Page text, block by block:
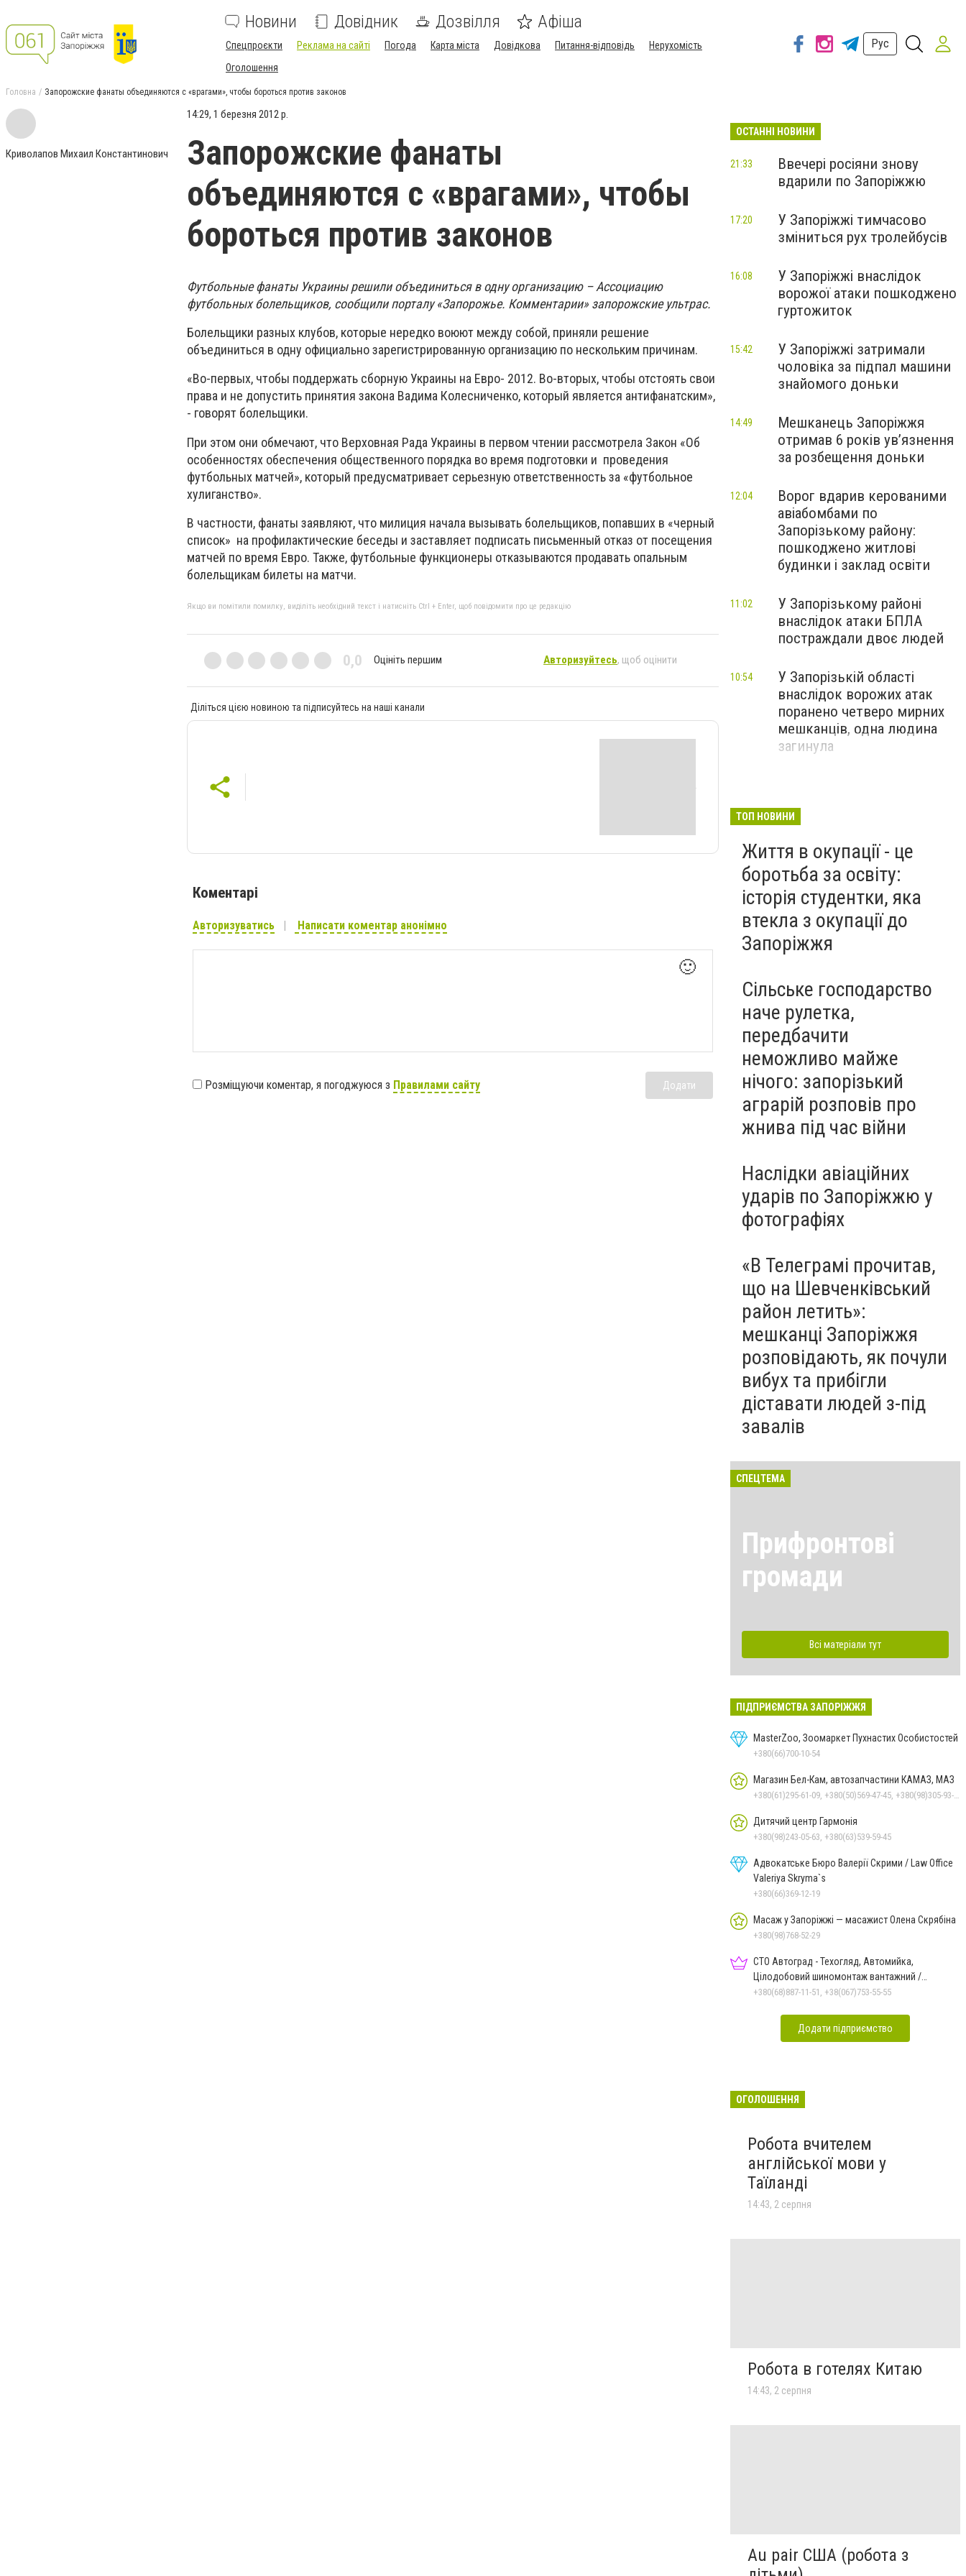
Новини Довідник Дозвілля Афіша
Спецпроєкти Реклама на сайті Погода Карта міста Довідкова Питання-відповідь
Нерухомість
Оголошення
Рус
Головна Запорожские фанаты объединяются с «врагами», чтобы бороться против законов
Криволапов Михаил Константинович
14:29, 1 березня 2012 р.
Запорожские фанаты
объединяются с «врагами», чтобы
бороться против законов
Футбольные фанаты Украины решили объединиться в одну организацию – Ассоциацию
футбольных болельщиков, сообщили порталу «Запорожье. Комментарии» запорожские ультрас.
Болельщики разных клубов, которые нередко воюют между собой, приняли решение
объединиться в одну официально зарегистрированную организацию по нескольким причинам.
«Во-первых, чтобы поддержать сборную Украины на Евро- 2012. Во-вторых, чтобы отстоять свои
права и не допустить принятия закона Вадима Колесниченко, который является антифанатским»,
- говорят болельщики.
При этом они обмечают, что Верховная Рада Украины в первом чтении рассмотрела Закон «Об
особенностях обеспечения общественного порядка во время подготовки и проведения
футбольных матчей», который предусматривает серьезную ответственность за «футбольное
хулиганство».
В частности, фанаты заявляют, что милиция начала вызывать болельщиков, попавших в «черный
список» на профилактические беседы и заставляет подписать письменный отказ от посещения
матчей по время Евро. Также, футбольные функционеры отказываются продавать опальным
болельщикам билеты на матчи.
Якщо ви помітили помилку, виділіть необхідний текст і натисніть Ctrl + Enter, щоб повідомити про це редакцію
0,0 Оцініть першим Авторизуйтесь, щоб оцінити
Діліться цією новиною та підписуйтесь на наші канали
Коментарі
Авторизуватись Написати коментар анонімно
🙂
Розміщуючи коментар, я погоджуюся з Правилами сайту Додати
ОСТАННІ НОВИНИ
Ввечері росіяни знову
вдарили по Запоріжжю
21:33
У Запоріжжі тимчасово
зміниться рух тролейбусів
17:20
У Запоріжжі внаслідок
ворожої атаки пошкоджено
гуртожиток
16:08
У Запоріжжі затримали
чоловіка за підпал машини
знайомого доньки
15:42
Мешканець Запоріжжя
отримав 6 років увʼязнення
за розбещення доньки
14:49
Ворог вдарив керованими
авіабомбами по
Запорізькому району:
пошкоджено житлові
будинки і заклад освіти
12:04
У Запорізькому районі
внаслідок атаки БПЛА
постраждали двоє людей
11:02
У Запорізькій області
внаслідок ворожих атак
поранено четверо мирних
мешканців, одна людина
загинула
10:54
ТОП НОВИНИ
Життя в окупації - це
боротьба за освіту:
історія студентки, яка
втекла з окупації до
Запоріжжя
Сільське господарство
наче рулетка,
передбачити
неможливо майже
нічого: запорізький
аграрій розповів про
жнива під час війни
Наслідки авіаційних
ударів по Запоріжжю у
фотографіях
«В Телеграмі прочитав,
що на Шевченківський
район летить»:
мешканці Запоріжжя
розповідають, як почули
вибух та прибігли
діставати людей з-під
завалів
СПЕЦТЕМА
Прифронтові
громади
Всі матеріали тут
ПІДПРИЄМСТВА ЗАПОРІЖЖЯ
MasterZoo, Зоомаркет Пухнастих Особистостей
+380(66)700-10-54
Магазин Бел-Кам, автозапчастини КАМАЗ, МАЗ
Дитячий центр Гармонія
+380(98)243-05-63, +380(63)539-59-45
Адвокатське Бюро Валерії Скрими / Law Office
Valeriya Skryma`s
+380(66)369-12-19
Масаж у Запоріжжі — масажист Олена Скрябіна
+380(98)768-52-29
СТО Автоград - Техогляд, Автомийка,
Цілодобовий шиномонтаж вантажний /
легковий
+380(68)887-11-51, +38(067)753-55-55
Додати підприємство
ОГОЛОШЕННЯ
Робота вчителем
англійської мови у
Таїланді
14:43, 2 серпня
Робота в готелях Китаю
14:43, 2 серпня
Au pair США (робота з